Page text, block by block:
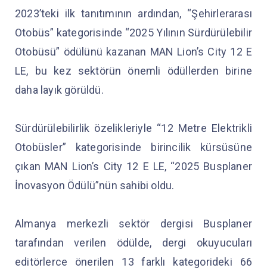
2023’teki ilk tanıtımının ardından, “Şehirlerarası
Otobüs” kategorisinde “2025 Yılının Sürdürülebilir
Otobüsü” ödülünü kazanan MAN Lion’s City 12 E
LE, bu kez sektörün önemli ödüllerden birine
daha layık görüldü.
Sürdürülebilirlik özelikleriyle “12 Metre Elektrikli
Otobüsler” kategorisinde birincilik kürsüsüne
çıkan MAN Lion’s City 12 E LE, “2025 Busplaner
İnovasyon Ödülü”nün sahibi oldu.
Almanya merkezli sektör dergisi Busplaner
tarafından verilen ödülde, dergi okuyucuları
editörlerce önerilen 13 farklı kategorideki 66